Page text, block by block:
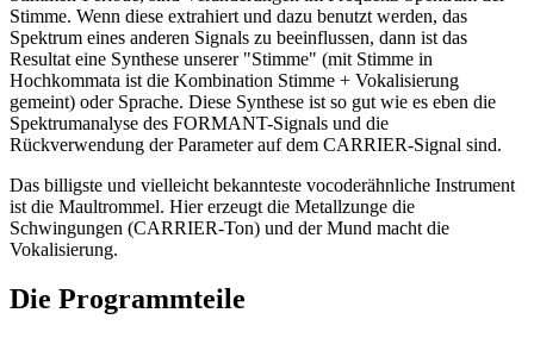
Stimme. Wenn diese extrahiert und dazu benutzt werden, das
Spektrum eines anderen Signals zu beeinflussen, dann ist das
Resultat eine Synthese unserer "Stimme" (mit Stimme in
Hochkommata ist die Kombination Stimme + Vokalisierung
gemeint) oder Sprache. Diese Synthese ist so gut wie es eben die
Spektrumanalyse des FORMANT-Signals und die
Rückverwendung der Parameter auf dem CARRIER-Signal sind.
Das billigste und vielleicht bekannteste vocoderähnliche Instrument
ist die Maultrommel. Hier erzeugt die Metallzunge die
Schwingungen (CARRIER-Ton) und der Mund macht die
Vokalisierung.
Die Programmteile